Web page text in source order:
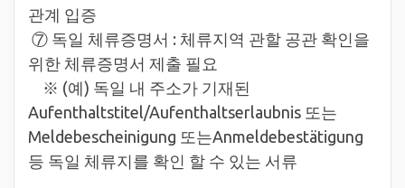
관계 입증
⑦ 독일 체류증명서 : 체류지역 관할 공관 확인을
위한 체류증명서 제출 필요
※ (예) 독일 내 주소가 기재된
Aufenthaltstitel/Aufenthaltserlaubnis 또는
Meldebescheinigung 또는Anmeldebestätigung
등 독일 체류지를 확인 할 수 있는 서류